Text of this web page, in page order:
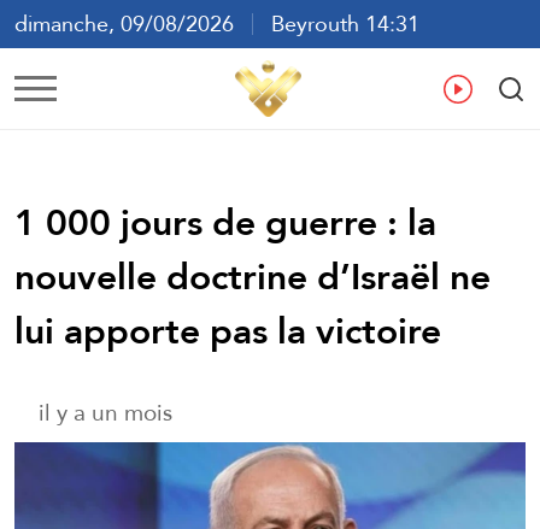
dimanche, 09/08/2026
Beyrouth 14:31
ع
1 000 jours de guerre : la
nouvelle doctrine d’Israël ne
lui apporte pas la victoire
il y a un mois